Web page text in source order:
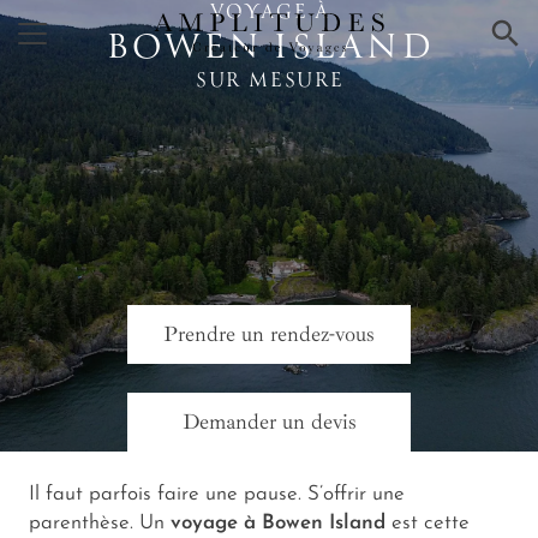
× VOYAGE À
BOWEN ISLAND
SUR MESURE
Prendre un rendez-vous
Demander un devis
Il faut parfois faire une pause. S’offrir une
parenthèse. Un voyage à Bowen Island est cette